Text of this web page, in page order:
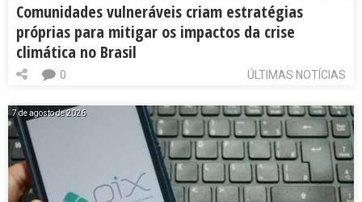
Comunidades vulneráveis criam estratégias
próprias para mitigar os impactos da crise
climática no Brasil
ÚLTIMAS NOTÍCIAS
0
7 de agosto de 2026